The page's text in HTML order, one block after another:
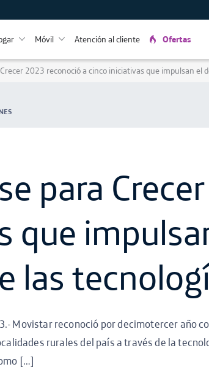
Móvil Atención al cliente Ofertas
2023 reconoció a cinco iniciativas que impulsan
para
que
las
Movistar reconoció por decimotercer año
rurales del país a través de la
[…]